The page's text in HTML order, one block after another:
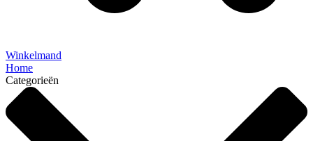
Winkelmand
Home
Categorieën